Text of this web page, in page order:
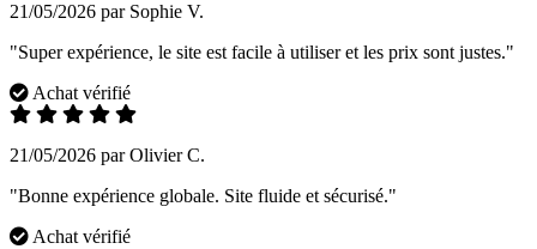
21/05/2026 par Sophie V.
"Super expérience, le site est facile à utiliser et les prix sont justes."
Achat vérifié
21/05/2026 par Olivier C.
"Bonne expérience globale. Site fluide et sécurisé."
Achat vérifié